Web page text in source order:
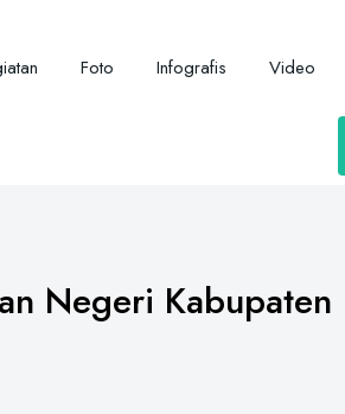
Foto Infografis Video
Negeri Kabupaten